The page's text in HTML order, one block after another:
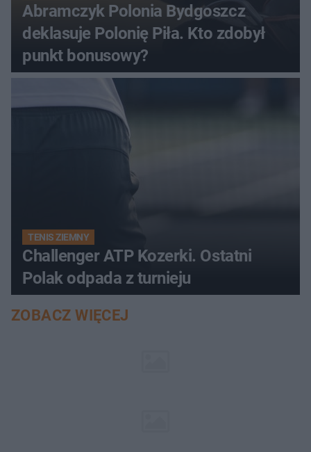
Abramczyk Polonia Bydgoszcz
deklasuje Polonię Piła. Kto zdobył
punkt bonusowy?
TENIS ZIEMNY
Challenger ATP Kozerki. Ostatni
Polak odpada z turnieju
ZOBACZ WIĘCEJ